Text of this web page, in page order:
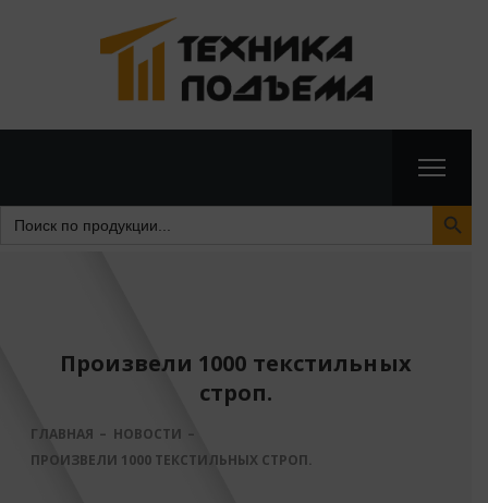
Search
for:
Search Button
Произвели 1000 текстильных
строп.
ГЛАВНАЯ
НОВОСТИ
ПРОИЗВЕЛИ 1000 ТЕКСТИЛЬНЫХ СТРОП.